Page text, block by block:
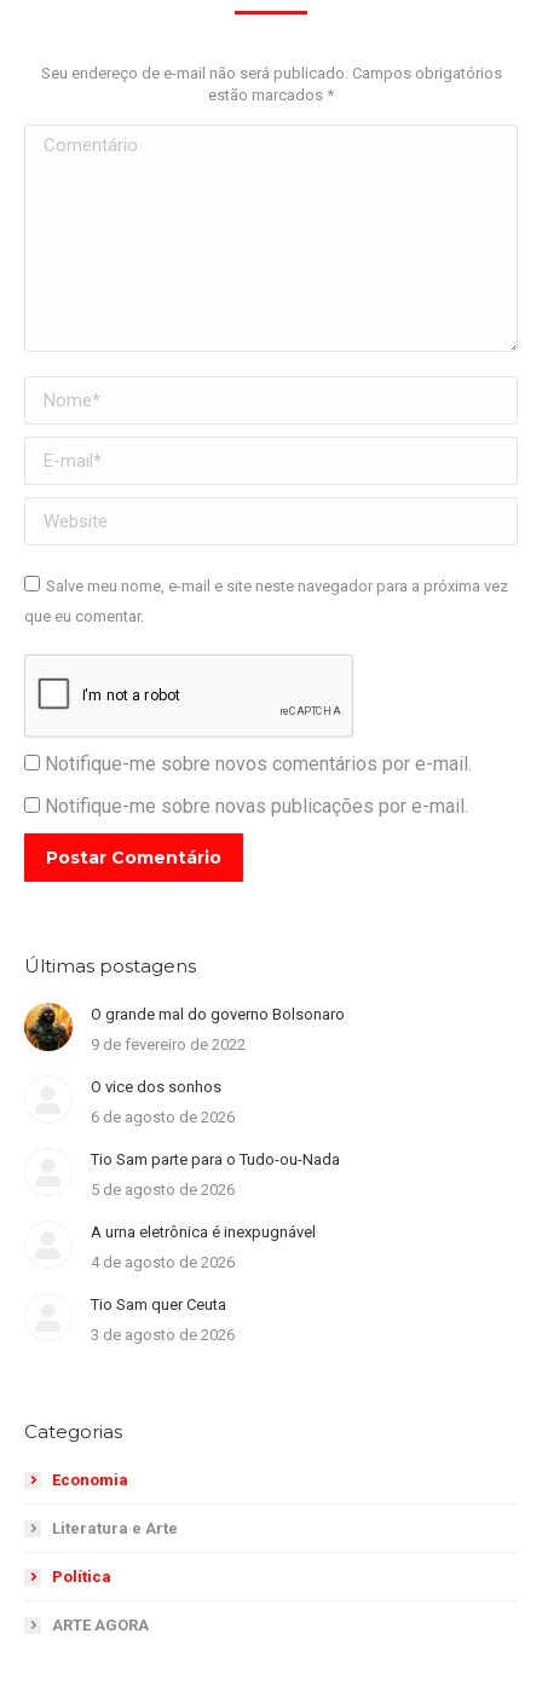
Seu endereço de e-mail não será publicado. Campos obrigatórios
estão marcados *
Comentário
Nome *
E-mail *
Website
Salve meu nome, e-mail e site neste navegador para a próxima vez
que eu comentar.
Notifique-me sobre novos comentários por e-mail.
Notifique-me sobre novas publicações por e-mail.
Postar Comentário
Últimas postagens
O grande mal do governo Bolsonaro
9 de fevereiro de 2022
O vice dos sonhos
6 de agosto de 2026
Tio Sam parte para o Tudo-ou-Nada
5 de agosto de 2026
A urna eletrônica é inexpugnável
4 de agosto de 2026
Tio Sam quer Ceuta
3 de agosto de 2026
Categorias
Economia
Literatura e Arte
Política
ARTE AGORA